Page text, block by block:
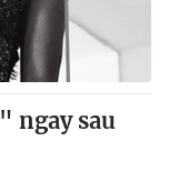
ngay sau